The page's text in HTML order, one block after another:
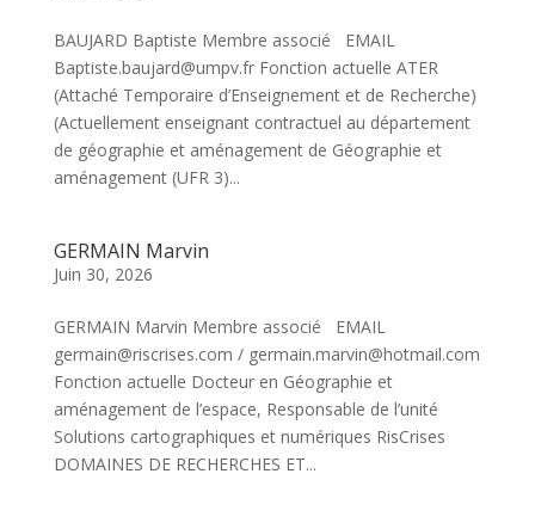
BAUJARD Baptiste Membre associé EMAIL
Baptiste.baujard@umpv.fr Fonction actuelle ATER
(Attaché Temporaire d’Enseignement et de Recherche)
(Actuellement enseignant contractuel au département
de géographie et aménagement de Géographie et
aménagement (UFR 3)...
GERMAIN Marvin
Juin 30, 2026
GERMAIN Marvin Membre associé EMAIL
germain@riscrises.com / germain.marvin@hotmail.com
Fonction actuelle Docteur en Géographie et
aménagement de l’espace, Responsable de l’unité
Solutions cartographiques et numériques RisCrises
DOMAINES DE RECHERCHES ET...